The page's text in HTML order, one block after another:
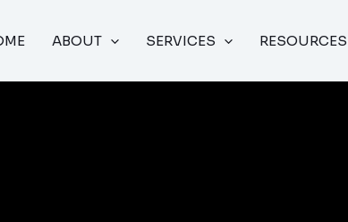
ABOUT SERVICES RESOURCES